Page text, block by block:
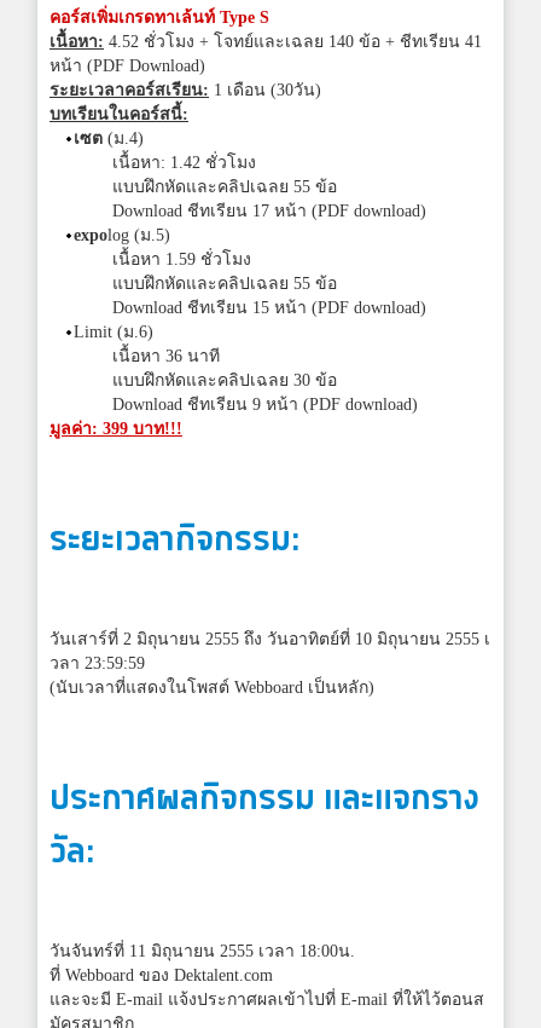
คอร์สเพิ่มเกรดทาเล้นท์ Type S
เนื้อหา: 4.52 ชั่วโมง + โจทย์และเฉลย 140 ข้อ + ชีทเรียน 41
หน้า (PDF Download)
ระยะเวลาคอร์สเรียน: 1 เดือน (30วัน)
บทเรียนในคอร์สนี้:
เซต (ม.4)
เนื้อหา: 1.42 ชั่วโมง
แบบฝึกหัดและคลิปเฉลย 55 ข้อ
Download ชีทเรียน 17 หน้า (PDF download)
expolog (ม.5)
เนื้อหา 1.59 ชั่วโมง
แบบฝึกหัดและคลิปเฉลย 55 ข้อ
Download ชีทเรียน 15 หน้า (PDF download)
Limit (ม.6)
เนื้อหา 36 นาที
แบบฝึกหัดและคลิปเฉลย 30 ข้อ
Download ชีทเรียน 9 หน้า (PDF download)
มูลค่า: 399 บาท!!!
ระยะเวลากิจกรรม:
วันเสาร์ที่ 2 มิถุนายน 2555 ถึง วันอาทิตย์ที่ 10 มิถุนายน 2555 เ
วลา 23:59:59
(นับเวลาที่แสดงในโพสต์ Webboard เป็นหลัก)
ประกาศผลกิจกรรม และแจกราง
วัล:
วันจันทร์ที่ 11 มิถุนายน 2555 เวลา 18:00น.
ที่ Webboard ของ Dektalent.com
และจะมี E-mail แจ้งประกาศผลเข้าไปที่ E-mail ที่ให้ไว้ตอนส
มัครสมาชิก